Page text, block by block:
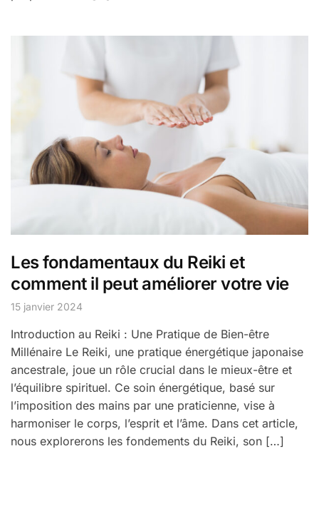
Les fondamentaux du Reiki et
comment il peut améliorer votre vie
15 janvier 2024
Introduction au Reiki : Une Pratique de Bien-être
Millénaire Le Reiki, une pratique énergétique japonaise
ancestrale, joue un rôle crucial dans le mieux-être et
l’équilibre spirituel. Ce soin énergétique, basé sur
l’imposition des mains par une praticienne, vise à
harmoniser le corps, l’esprit et l’âme. Dans cet article,
nous explorerons les fondements du Reiki, son […]